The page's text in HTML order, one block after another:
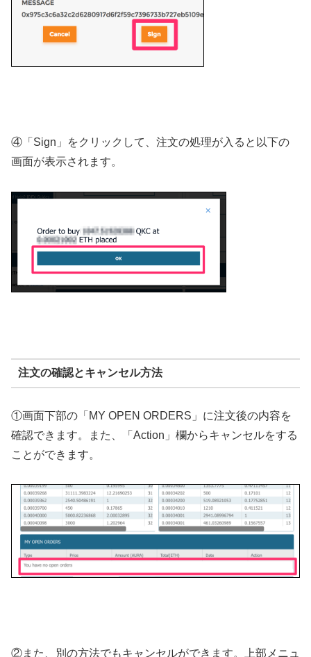
④「Sign」をクリックして、注文の処理が入ると以下の
画面が表示されます。
注文の確認とキャンセル方法
①画面下部の「MY OPEN ORDERS」に注文後の内容を
確認できます。また、「Action」欄からキャンセルをする
ことができます。
②また、別の方法でもキャンセルができます。上部メニュ